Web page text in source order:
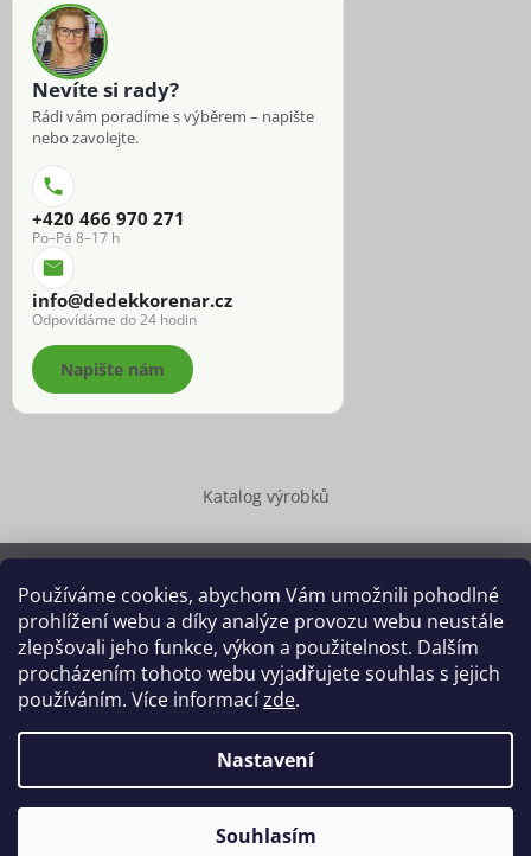
Používáme cookies, abychom Vám umožnili pohodlné
prohlížení webu a díky analýze provozu webu neustále
zlepšovali jeho funkce, výkon a použitelnost. Dalším
procházením tohoto webu vyjadřujete souhlas s jejich
používáním. Více informacízde.
Nastavení
Souhlasím
Nevíte si rady?
Rádi vám poradíme s výběrem – napište
nebo zavolejte.
+420 466 970 271
Po–Pá 8–17 h
info@dedekkorenar.cz
Odpovídáme do 24 hodin
Napište nám
Katalog výrobků
Copyright 2026 Dědek kořenář®
. Všechna práva vyhrazena.
Upravit nastavení cookies
Grafický návrh vytvořil a na Shoptet implementoval
Shoptetak.cz.
Vytvořil Shoptet